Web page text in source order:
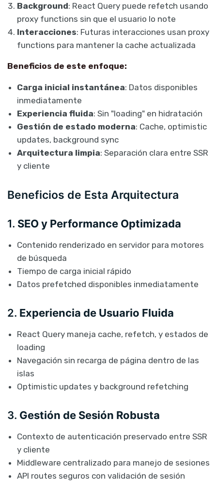
Background: React Query puede refetch usando
proxy functions sin que el usuario lo note
Interacciones: Futuras interacciones usan proxy
functions para mantener la cache actualizada
Beneficios de este enfoque:
Carga inicial instantánea: Datos disponibles
inmediatamente
Experiencia fluida: Sin "loading" en hidratación
Gestión de estado moderna: Cache, optimistic
updates, background sync
Arquitectura limpia: Separación clara entre SSR
y cliente
Beneficios de Esta Arquitectura
1. SEO y Performance Optimizada
Contenido renderizado en servidor para motores
de búsqueda
Tiempo de carga inicial rápido
Datos prefetched disponibles inmediatamente
2. Experiencia de Usuario Fluida
React Query maneja cache, refetch, y estados de
loading
Navegación sin recarga de página dentro de las
islas
Optimistic updates y background refetching
3. Gestión de Sesión Robusta
Contexto de autenticación preservado entre SSR
y cliente
Middleware centralizado para manejo de sesiones
API routes seguros con validación de sesión